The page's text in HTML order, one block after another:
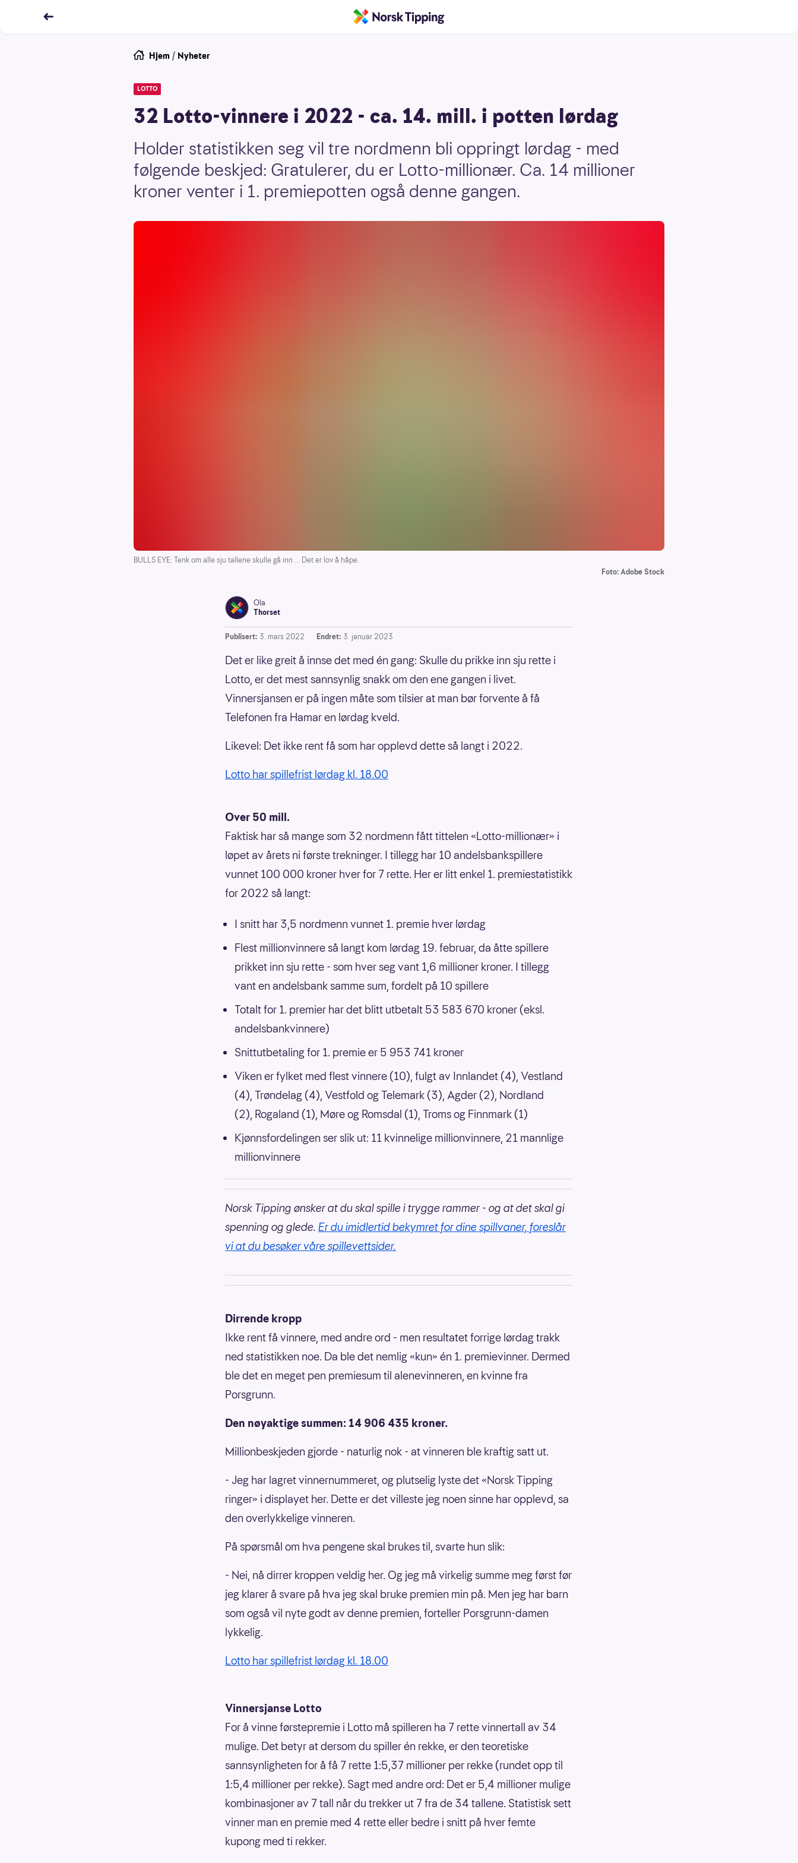
Hjem / Nyheter
LOTTO
32 Lotto-vinnere i 2022 - ca. 14. mill. i potten lørdag
Holder statistikken seg vil tre nordmenn bli oppringt lørdag - med
følgende beskjed: Gratulerer, du er Lotto-millionær. Ca. 14 millioner
kroner venter i 1. premiepotten også denne gangen.
BULLS EYE: Tenk om alle sju tallene skulle gå inn ... Det er lov å håpe.
Foto: Adobe Stock
Ola
Thorset
Publisert: 3. mars 2022 Endret: 3. januar 2023
Det er like greit å innse det med én gang: Skulle du prikke inn sju rette i
Lotto, er det mest sannsynlig snakk om den ene gangen i livet.
Vinnersjansen er på ingen måte som tilsier at man bør forvente å få
Telefonen fra Hamar en lørdag kveld.
Likevel: Det ikke rent få som har opplevd dette så langt i 2022.
Lotto har spillefrist lørdag kl. 18.00
Over 50 mill.
Faktisk har så mange som 32 nordmenn fått tittelen «Lotto-millionær» i
løpet av årets ni første trekninger. I tillegg har 10 andelsbankspillere
vunnet 100 000 kroner hver for 7 rette. Her er litt enkel 1. premiestatistikk
for 2022 så langt:
I snitt har 3,5 nordmenn vunnet 1. premie hver lørdag
Flest millionvinnere så langt kom lørdag 19. februar, da åtte spillere
prikket inn sju rette - som hver seg vant 1,6 millioner kroner. I tillegg
vant en andelsbank samme sum, fordelt på 10 spillere
Totalt for 1. premier har det blitt utbetalt 53 583 670 kroner (eksl.
andelsbankvinnere)
Snittutbetaling for 1. premie er 5 953 741 kroner
Viken er fylket med flest vinnere (10), fulgt av Innlandet (4), Vestland
(4), Trøndelag (4), Vestfold og Telemark (3), Agder (2), Nordland
(2), Rogaland (1), Møre og Romsdal (1), Troms og Finnmark (1)
Kjønnsfordelingen ser slik ut: 11 kvinnelige millionvinnere, 21 mannlige
millionvinnere
Norsk Tipping ønsker at du skal spille i trygge rammer - og at det skal gi
spenning og glede. Er du imidlertid bekymret for dine spillvaner, foreslår
vi at du besøker våre spillevettsider.
Dirrende kropp
Ikke rent få vinnere, med andre ord - men resultatet forrige lørdag trakk
ned statistikken noe. Da ble det nemlig «kun» én 1. premievinner. Dermed
ble det en meget pen premiesum til alenevinneren, en kvinne fra
Porsgrunn.
Den nøyaktige summen: 14 906 435 kroner.
Millionbeskjeden gjorde - naturlig nok - at vinneren ble kraftig satt ut.
- Jeg har lagret vinnernummeret, og plutselig lyste det «Norsk Tipping
ringer» i displayet her. Dette er det villeste jeg noen sinne har opplevd, sa
den overlykkelige vinneren.
På spørsmål om hva pengene skal brukes til, svarte hun slik:
- Nei, nå dirrer kroppen veldig her. Og jeg må virkelig summe meg først før
jeg klarer å svare på hva jeg skal bruke premien min på. Men jeg har barn
som også vil nyte godt av denne premien, forteller Porsgrunn-damen
lykkelig.
Lotto har spillefrist lørdag kl. 18.00
Vinnersjanse Lotto
For å vinne førstepremie i Lotto må spilleren ha 7 rette vinnertall av 34
mulige. Det betyr at dersom du spiller én rekke, er den teoretiske
sannsynligheten for å få 7 rette 1:5,37 millioner per rekke (rundet opp til
1:5,4 millioner per rekke). Sagt med andre ord: Det er 5,4 millioner mulige
kombinasjoner av 7 tall når du trekker ut 7 fra de 34 tallene. Statistisk sett
vinner man en premie med 4 rette eller bedre i snitt på hver femte
kupong med ti rekker.